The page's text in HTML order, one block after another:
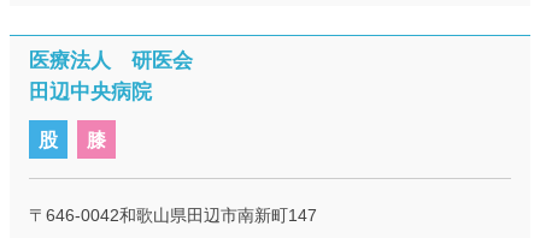
医療法人 研医会
田辺中央病院
股 膝
〒646-0042和歌山県田辺市南新町147